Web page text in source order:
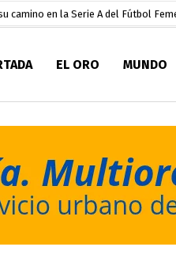
camino en la Serie A del Fútbol
con su Maestría en Producción
con RC, socialismo y Lista 70 en
electoral
de Acopio Casa del Pescador
certificada para su inscripción a la
para la Alcaldía de Machala
EL ORO MUNDO